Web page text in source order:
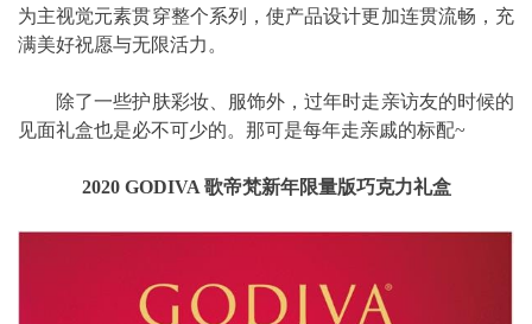
为主视觉元素贯穿整个系列，使产品设计更加连贯流畅，充
满美好祝愿与无限活力。
除了一些护肤彩妆、服饰外，过年时走亲访友的时候的
见面礼盒也是必不可少的。那可是每年走亲戚的标配~
2020 GODIVA 歌帝梵新年限量版巧克力礼盒